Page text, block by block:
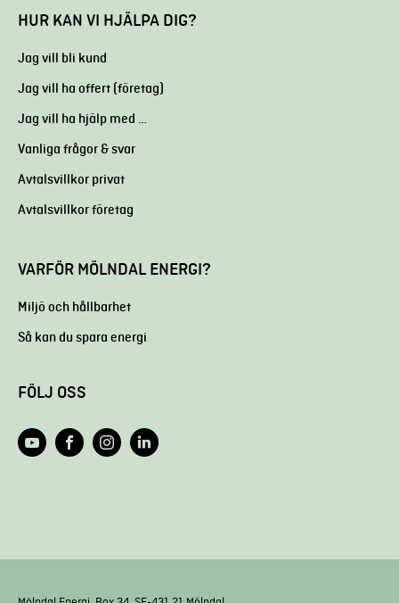
HUR KAN VI HJÄLPA DIG?
Jag vill bli kund
Jag vill ha offert (företag)
Jag vill ha hjälp med …
Vanliga frågor & svar
Avtalsvillkor privat
Avtalsvillkor företag
VARFÖR MÖLNDAL ENERGI?
Miljö och hållbarhet
Så kan du spara energi
FÖLJ OSS